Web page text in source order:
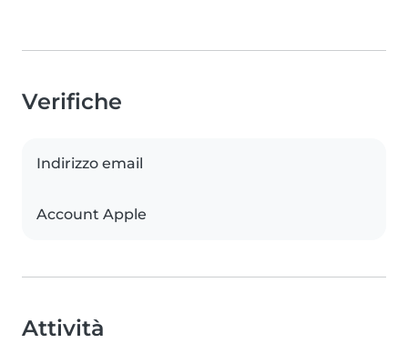
Verifiche
Indirizzo email
Account Apple
Attività